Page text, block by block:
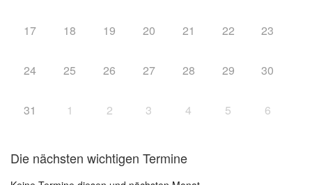
17 18 19 20 21 22 23
24 25 26 27 28 29 30
31 1 2 3 4 5 6
Die nächsten wichtigen Termine